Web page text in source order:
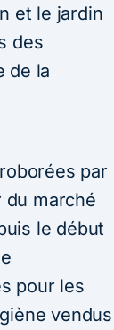
et le jardin
des
de la
par
du marché
le début
pour les
vendus